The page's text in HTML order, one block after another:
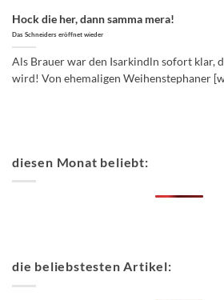
Hock die her, dann samma mera!
Das Schneiders eröffnet wieder
Als Brauer war den Isarkindln sofort klar,
wird! Von ehemaligen Weihenstephaner
diesen Monat beliebt:
die beliebstesten Artikel: